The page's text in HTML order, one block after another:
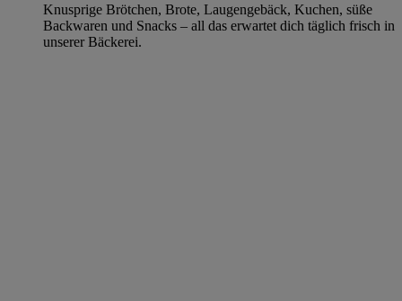
Knusprige Brötchen, Brote, Laugengebäck, Kuchen, süße
Backwaren und Snacks – all das erwartet dich täglich frisch in
unserer Bäckerei.